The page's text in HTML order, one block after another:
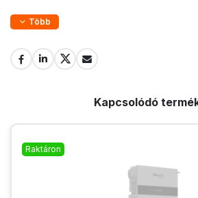
Több
Kapcsolódó
Raktáron